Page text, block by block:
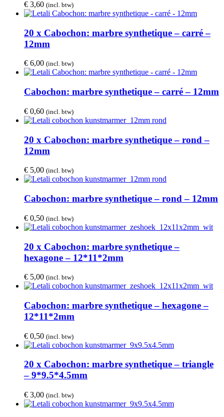
€ 3,60 (incl. btw)
20 x Cabochon: marbre synthetique – carré –
12mm
€ 6,00 (incl. btw)
Cabochon: marbre synthetique – carré – 12mm
€ 0,60 (incl. btw)
20 x Cabochon: marbre synthetique – rond –
12mm
€ 5,00 (incl. btw)
Cabochon: marbre synthetique – rond – 12mm
€ 0,50 (incl. btw)
20 x Cabochon: marbre synthetique –
hexagone – 12*11*2mm
€ 5,00 (incl. btw)
Cabochon: marbre synthetique – hexagone –
12*11*2mm
€ 0,50 (incl. btw)
20 x Cabochon: marbre synthetique – triangle
– 9*9.5*4.5mm
€ 3,00 (incl. btw)